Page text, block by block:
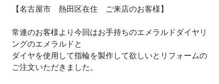
【名古屋市 熱田区在住 ご来店のお客様】
常連のお客様より今回はお手持ちのエメラルドダイヤリ
ングのエメラルドと
ダイヤを使用して指輪を製作して欲しいとリフォームの
ご注文いただきました。